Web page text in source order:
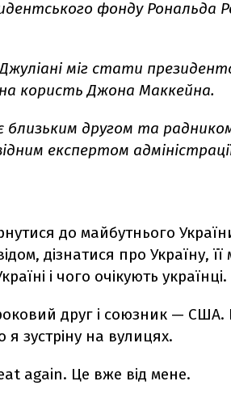
фонду Рональда
міг стати
користь Джона Маккейна.
близьким другом та
експертом
до майбутнього
дізнатися про Україну,
і чого очікують українці.
друг і союзник —
я зустріну на вулицях.
again. Це вже від мене.